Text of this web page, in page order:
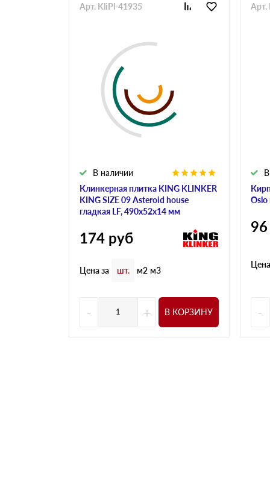
Клинкерная плитка KING KLINKER
KING SIZE 09 Asteroid house
гладкая LF, 490х52х14 мм
В наличии
Арт. KliPl-41935
174 руб
Цена за шт. м2 м3
- + В КОРЗИНУ
Арт.
96
-